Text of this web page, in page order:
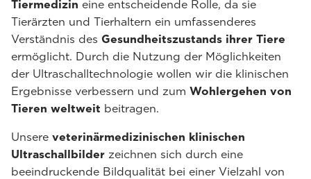
Tiermedizin eine entscheidende Rolle, da sie
Tierärzten und Tierhaltern ein umfassenderes
Verständnis des Gesundheitszustands ihrer Tiere
ermöglicht. Durch die Nutzung der Möglichkeiten
der Ultraschalltechnologie wollen wir die klinischen
Ergebnisse verbessern und zum Wohlergehen von
Tieren weltweit beitragen.
Unsere veterinärmedizinischen klinischen
Ultraschallbilder zeichnen sich durch eine
beeindruckende Bildqualität bei einer Vielzahl von